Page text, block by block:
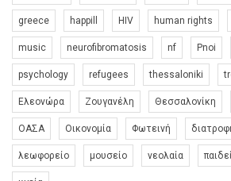
greece happill HIV human rights
music neurofibromatosis nf Pnoi
psychology refugees thessaloniki
Ελεονώρα Ζουγανέλη Θεσσαλονίκη
ΟΑΣΑ Οικονομία Φωτεινή
λεωφορείο μουσείο νεολαία